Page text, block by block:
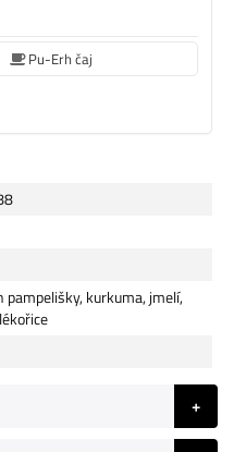
Pu-Erh čaj
pampelišky, kurkuma, jmelí,